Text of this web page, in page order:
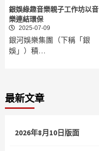
銀娛綠趣音樂親子工作坊以音
樂連結環保
2025-07-09
銀河娛樂集團（下稱「銀
娛」）積…
最新文章
2026年8月10日版面